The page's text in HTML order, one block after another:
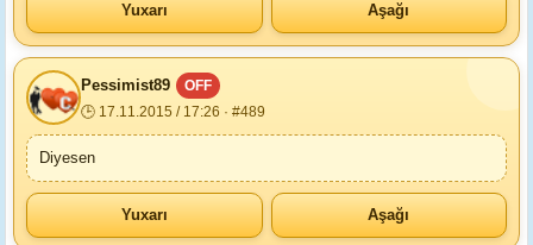
Yuxarı Aşağı
Реssimist89
OFF
🕒 17.11.2015 / 17:26 · #489
Diyesen
Yuxarı Aşağı